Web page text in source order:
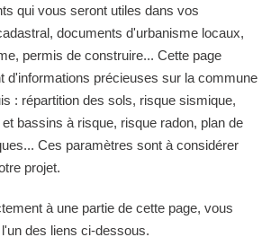
qui vous seront utiles dans vos
documents d'urbanisme locaux,
permis de construire... Cette page
d'informations précieuses sur la commune
: répartition des sols, risque sismique,
bassins à risque, risque radon, plan de
Ces paramètres sont à considérer
projet.
à une partie de cette page, vous
des liens ci-dessous.